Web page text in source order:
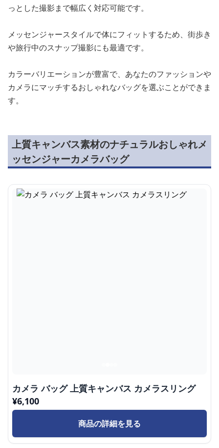
っとした撮影まで幅広く対応可能です。
メッセンジャースタイルで体にフィットするため、街歩き
や旅行中のスナップ撮影にも最適です。
カラーバリエーションが豊富で、あなたのファッションや
カメラにマッチするおしゃれなバッグを選ぶことができま
す。
上質キャンバス素材のナチュラルおしゃれメ
ッセンジャーカメラバッグ
カメラ バッグ 上質キャンバス カメラスリング
¥6,100
商品の詳細を見る